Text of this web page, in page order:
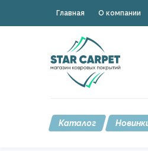
Главная О компании
Каталог